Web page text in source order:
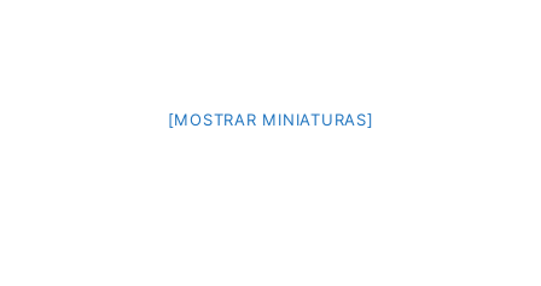
[MOSTRAR MINIATURAS]